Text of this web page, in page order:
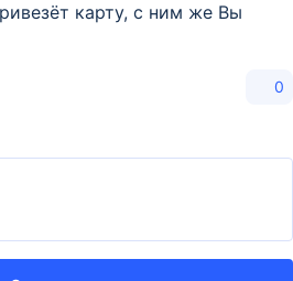
карту, с ним же Вы
0